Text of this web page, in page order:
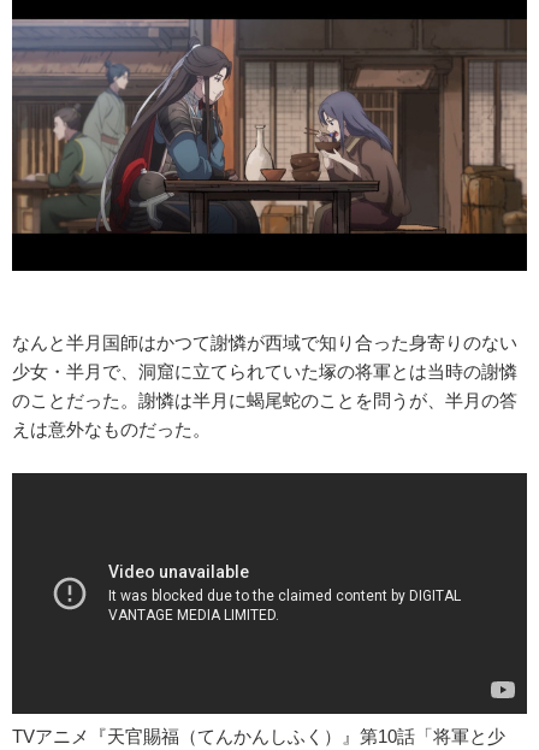
なんと半月国師はかつて謝憐が西域で知り合った身寄りのない
少女・半月で、洞窟に立てられていた塚の将軍とは当時の謝憐
のことだった。謝憐は半月に蝎尾蛇のことを問うが、半月の答
えは意外なものだった。
TVアニメ『天官賜福（てんかんしふく）』第10話「将軍と少